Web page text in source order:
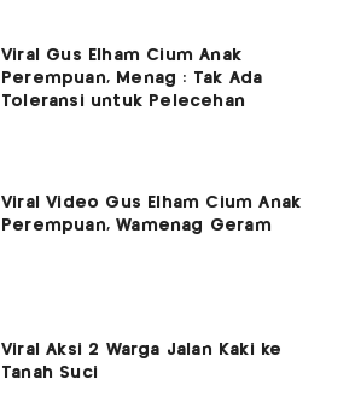
Viral Gus Elham Cium Anak
Perempuan, Menag : Tak Ada
Toleransi untuk Pelecehan
Viral Video Gus Elham Cium Anak
Perempuan, Wamenag Geram
Viral Aksi 2 Warga Jalan Kaki ke
Tanah Suci